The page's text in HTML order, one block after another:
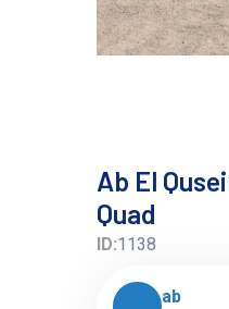
Ab El
Quad
ID:1138
ab